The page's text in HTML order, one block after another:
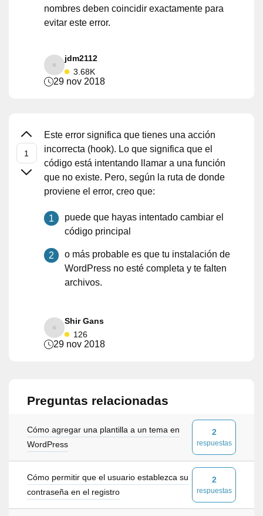
nombres deben coincidir exactamente para
evitar este error.
jdm2112
3.68K
29 nov 2018
Este error significa que tienes una acción
incorrecta (hook). Lo que significa que el
código está intentando llamar a una función
que no existe. Pero, según la ruta de donde
proviene el error, creo que:
puede que hayas intentado cambiar el
código principal
o más probable es que tu instalación de
WordPress no esté completa y te falten
archivos.
Shir Gans
126
29 nov 2018
Preguntas relacionadas
Cómo agregar una plantilla a un tema en
WordPress
2
respuestas
Cómo permitir que el usuario establezca su
contraseña en el registro
2
respuestas